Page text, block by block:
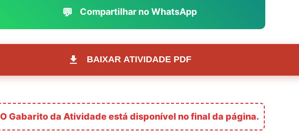
💬 Compartilhar no WhatsApp
BAIXAR ATIVIDADE PDF
O Gabarito da Atividade está disponível no final da página.